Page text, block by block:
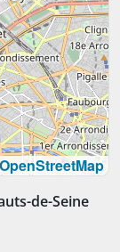
OpenStreetMap
de-Seine